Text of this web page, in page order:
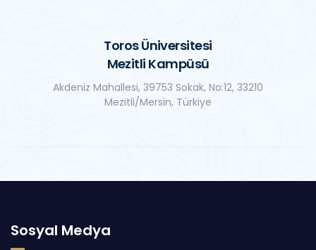
Toros Üniversitesi
Mezitli Kampüsü
Akdeniz Mahallesi, 39753 Sokak, No:12, 33210
Mezitli/Mersin, Türkiye
Sosyal Medya